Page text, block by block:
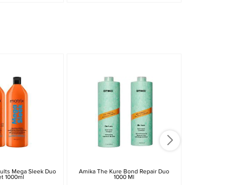
Mega Sleek Duo
1000ml
Amika The Kure Bond Repair Duo
1000 Ml